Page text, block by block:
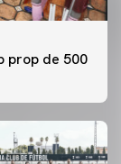
prop de 500